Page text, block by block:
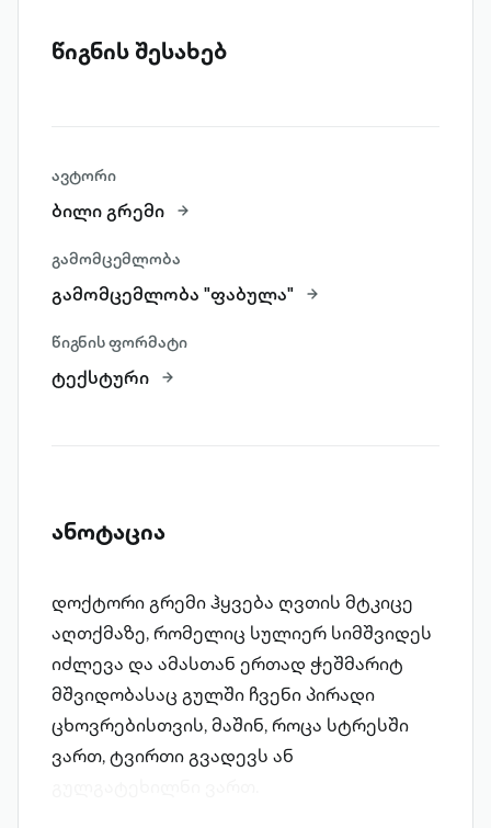
წიგნის შესახებ
ავტორი
ბილი გრემი
გამომცემლობა
გამომცემლობა "ფაბულა"
წიგნის ფორმატი
ტექსტური
ანოტაცია
დოქტორი გრემი ჰყვება ღვთის მტკიცე
აღთქმაზე, რომელიც სულიერ სიმშვიდეს
იძლევა და ამასთან ერთად ჭეშმარიტ
მშვიდობასაც გულში ჩვენი პირადი
ცხოვრებისთვის, მაშინ, როცა სტრესში
ვართ, ტვირთი გვადევს ან